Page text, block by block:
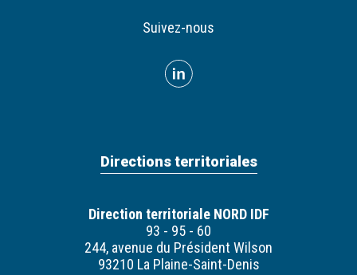
Suivez-nous
Directions territoriales
Direction territoriale NORD IDF
93 - 95 - 60
244, avenue du Président Wilson
93210 La Plaine-Saint-Denis